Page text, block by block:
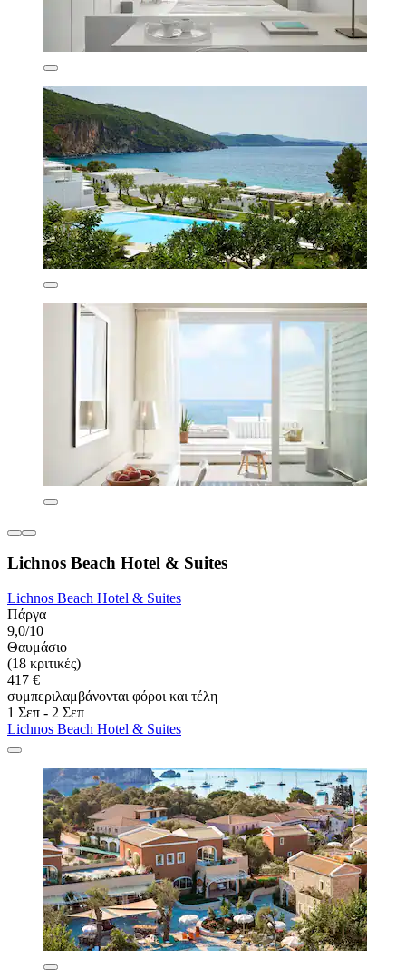
Lichnos Beach Hotel & Suites
Lichnos Beach Hotel & Suites
Πάργα
9,0/10
Θαυμάσιο
(18 κριτικές)
417 €
συμπεριλαμβάνονται φόροι και τέλη
1 Σεπ - 2 Σεπ
Lichnos Beach Hotel & Suites